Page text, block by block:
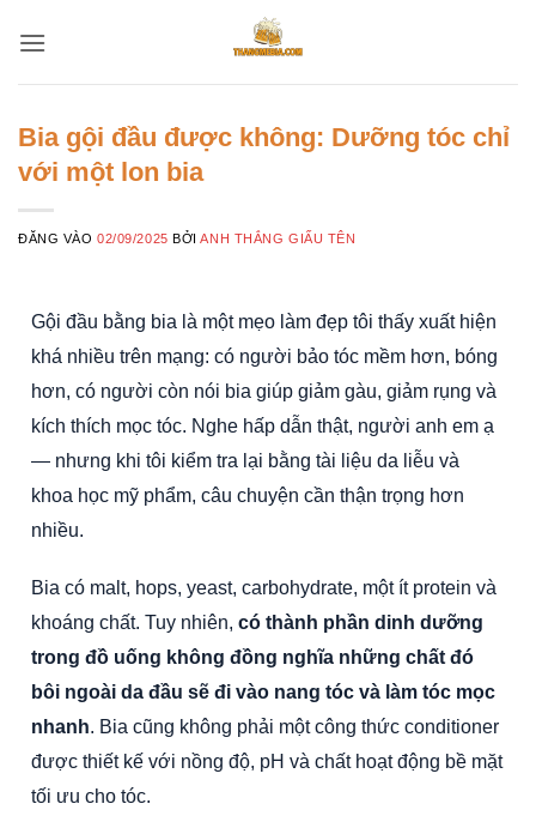
qua
Bia gội đầu được không: Dưỡng tóc chỉ
với một lon bia
ĐĂNG VÀO02/09/2025 BỞIANH THẮNG GIẤU TÊN
Gội đầu bằng bia là một mẹo làm đẹp tôi thấy xuất hiện
khá nhiều trên mạng: có người bảo tóc mềm hơn, bóng
hơn, có người còn nói bia giúp giảm gàu, giảm rụng và
kích thích mọc tóc. Nghe hấp dẫn thật, người anh em ạ
— nhưng khi tôi kiểm tra lại bằng tài liệu da liễu và
khoa học mỹ phẩm, câu chuyện cần thận trọng hơn
nhiều.
Bia có malt, hops, yeast, carbohydrate, một ít protein và
khoáng chất. Tuy nhiên, có thành phần dinh dưỡng
trong đồ uống không đồng nghĩa những chất đó
bôi ngoài da đầu sẽ đi vào nang tóc và làm tóc mọc
nhanh. Bia cũng không phải một công thức conditioner
được thiết kế với nồng độ, pH và chất hoạt động bề mặt
tối ưu cho tóc.